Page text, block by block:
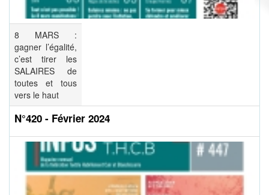
8 MARS :
gagner l’égalité,
c’est tirer les
SALAIRES de
toutes et tous
vers le haut
N°420 - Février 2024